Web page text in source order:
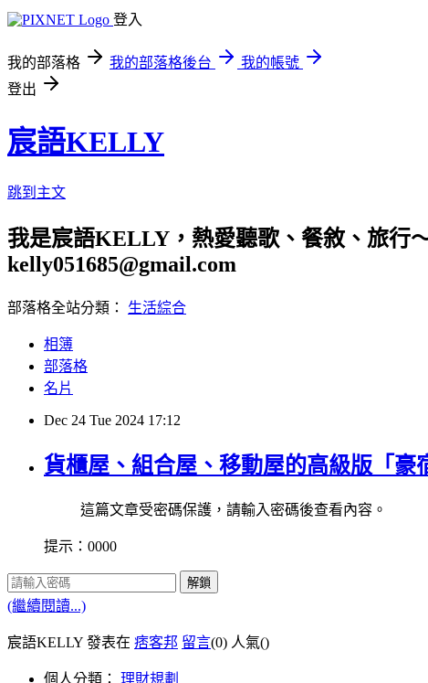
登入
我的部落格 我的部落格後台
我的帳號
登出
宸語KELLY
跳到主文
我是宸語KELLY，熱愛聽歌、餐敘、旅行
kelly051685@gmail.com
部落格全站分類： 生活綜合
相簿
部落格
名片
Dec 24 Tue 2024 17:12
貨櫃屋、組合屋、移動屋的高級版「
這篇文章受密碼保護，請輸入密碼後查看內容。
提示：0000
解鎖
(繼續閱讀...)
宸語KELLY 發表在 痞客邦 留言(0) 人氣()
個人分類： 理財規劃